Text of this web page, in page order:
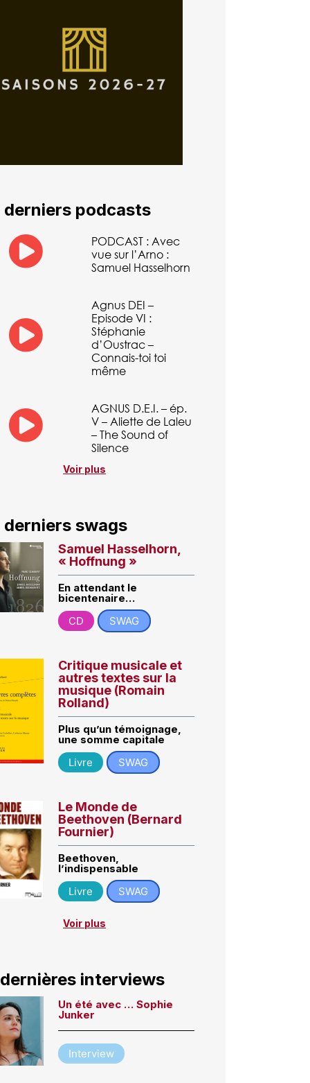
derniers podcasts
PODCAST : Avec
vue sur l’Arno :
Samuel Hasselhorn
Agnus DEI –
Episode VI :
Stéphanie
d’Oustrac –
Connais-toi toi
même
AGNUS D.E.I. – ép.
V – Aliette de Laleu
– The Sound of
Silence
Voir plus
derniers swags
Samuel Hasselhorn,
« Hoffnung »
En attendant le
bicentenaire…
CD
SWAG
Critique musicale et
autres textes sur la
musique (Romain
Rolland)
Plus qu’un témoignage,
une somme capitale
Livre
SWAG
Le Monde de
Beethoven (Bernard
Fournier)
Beethoven,
l’indispensable
Livre
SWAG
Voir plus
interviews
Un été avec … Sophie
Junker
Interview